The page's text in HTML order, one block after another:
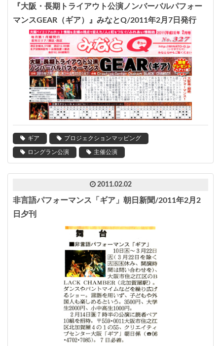
『大阪・長期トライアウト公演ノンバーバルパフォー
マンスGEAR（ギア）』みなとQ/2011年2月7日発行
ギア プロジェクションマッピング
ロングラン公演 主催公演
2011.02.02
非言語パフォーマンス「ギア」朝日新聞/2011年2月2
日夕刊